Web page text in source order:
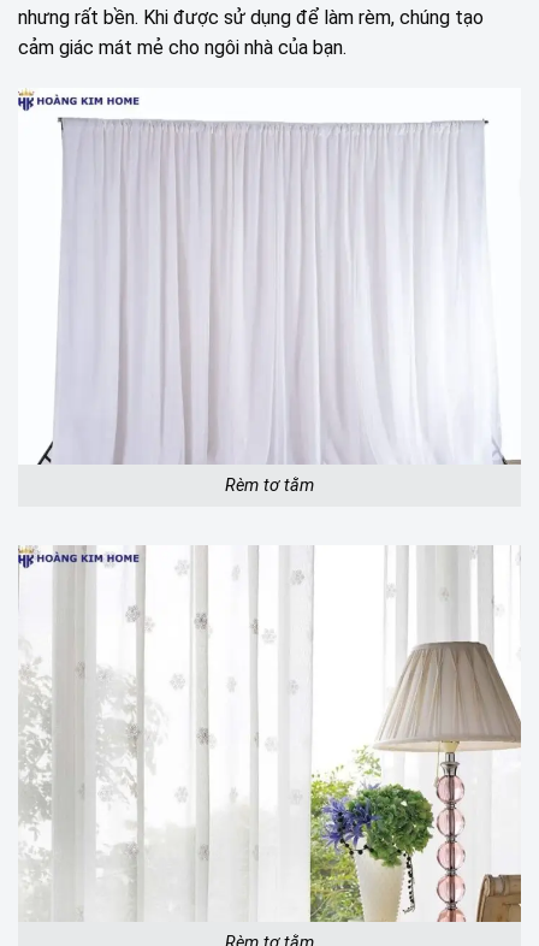
nhưng rất bền. Khi được sử dụng để làm rèm, chúng tạo
cảm giác mát mẻ cho ngôi nhà của bạn.
Rèm tơ tằm